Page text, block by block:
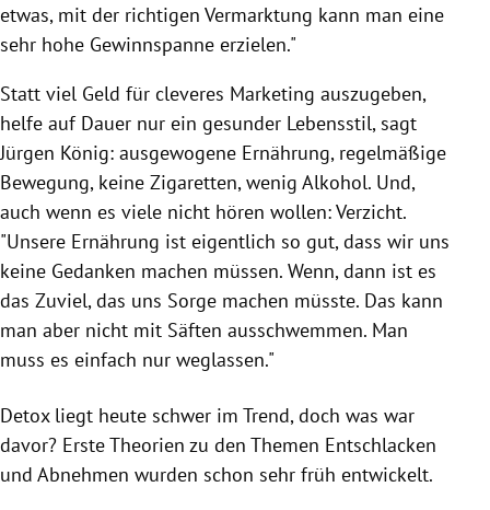
etwas, mit der richtigen Vermarktung kann man eine
sehr hohe Gewinnspanne erzielen."
Statt viel Geld für cleveres Marketing auszugeben,
helfe auf Dauer nur ein gesunder Lebensstil, sagt
Jürgen König: ausgewogene Ernährung, regelmäßige
Bewegung, keine Zigaretten, wenig Alkohol. Und,
auch wenn es viele nicht hören wollen: Verzicht.
"Unsere Ernährung ist eigentlich so gut, dass wir uns
keine Gedanken machen müssen. Wenn, dann ist es
das Zuviel, das uns Sorge machen müsste. Das kann
man aber nicht mit Säften ausschwemmen. Man
muss es einfach nur weglassen."
Detox liegt heute schwer im Trend, doch was war
davor? Erste Theorien zu den Themen Entschlacken
und Abnehmen wurden schon sehr früh entwickelt.